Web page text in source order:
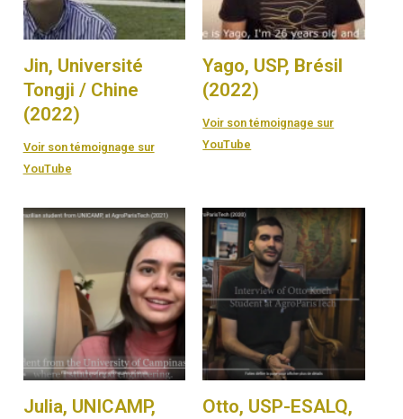
Jin, Université
Tongji / Chine
(2022)
Voir son témoignage sur
YouTube
Yago, USP, Brésil
(2022)
Voir son témoignage sur
YouTube
Julia, UNICAMP,
Otto, USP-ESALQ,